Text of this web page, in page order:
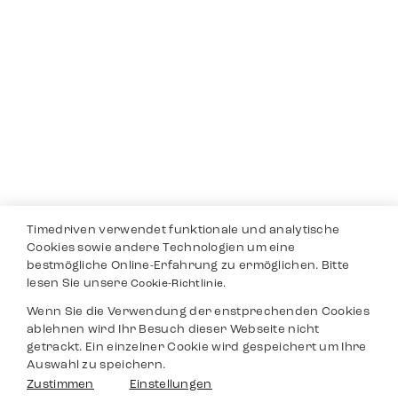
Timedriven verwendet funktionale und analytische
Cookies sowie andere Technologien um eine
bestmögliche Online-Erfahrung zu ermöglichen. Bitte
lesen Sie unsereCookie-Richtlinie.
Wenn Sie die Verwendung der enstprechenden Cookies
ablehnen wird Ihr Besuch dieser Webseite nicht
getrackt. Ein einzelner Cookie wird gespeichert um Ihre
Auswahl zu speichern.
Zustimmen
Einstellungen